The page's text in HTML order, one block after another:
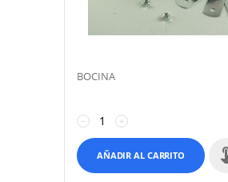
BOCINA
+
−
AÑADIR AL CARRITO